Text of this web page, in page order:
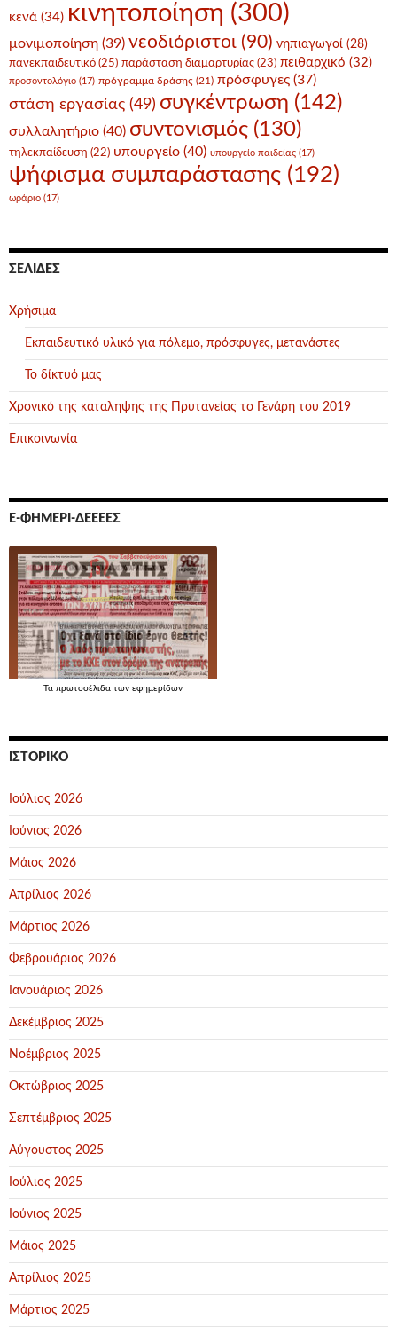
κενά (34) κινητοποίηση (300)
μονιμοποίηση (39) νεοδιόριστοι (90) νηπιαγωγοί (28)
πανεκπαιδευτικό (25) παράσταση διαμαρτυρίας (23) πειθαρχικό (32)
προσοντολόγιο (17) πρόγραμμα δράσης (21) πρόσφυγες (37)
στάση εργασίας (49) συγκέντρωση (142)
συλλαλητήριο (40) συντονισμός (130)
τηλεκπαίδευση (22) υπουργείο (40) υπουργείο παιδείας (17)
ψήφισμα συμπαράστασης (192)
ωράριο (17)
ΣΕΛΊΔΕΣ
Χρήσιμα
Εκπαιδευτικό υλικό για πόλεμο, πρόσφυγες, μετανάστες
Το δίκτυό μας
Χρονικό της καταληψης της Πρυτανείας το Γενάρη του 2019
Επικοινωνία
Ε-ΦΗΜΕΡΊ-ΔΕΕΕΕΣ
Τα πρωτοσέλιδα των εφημερίδων
ΙΣΤΟΡΙΚΌ
Ιούλιος 2026
Ιούνιος 2026
Μάιος 2026
Απρίλιος 2026
Μάρτιος 2026
Φεβρουάριος 2026
Ιανουάριος 2026
Δεκέμβριος 2025
Νοέμβριος 2025
Οκτώβριος 2025
Σεπτέμβριος 2025
Αύγουστος 2025
Ιούλιος 2025
Ιούνιος 2025
Μάιος 2025
Απρίλιος 2025
Μάρτιος 2025